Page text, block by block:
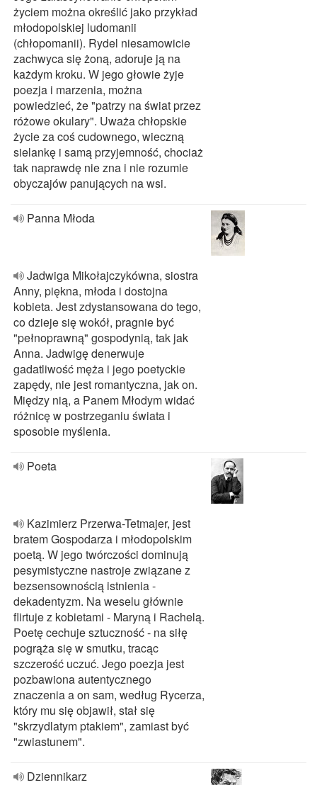
życiem można określić jako przykład
młodopolskiej ludomanii
(chłopomanii). Rydel niesamowicie
zachwyca się żoną, adoruje ją na
każdym kroku. W jego głowie żyje
poezja i marzenia, można
powiedzieć, że "patrzy na świat przez
różowe okulary". Uważa chłopskie
życie za coś cudownego, wieczną
sielankę i samą przyjemność, chociaż
tak naprawdę nie zna i nie rozumie
obyczajów panujących na wsi.
Panna Młoda
Jadwiga Mikołajczykówna, siostra
Anny, piękna, młoda i dostojna
kobieta. Jest zdystansowana do tego,
co dzieje się wokół, pragnie być
"pełnoprawną" gospodynią, tak jak
Anna. Jadwigę denerwuje
gadatliwość męża i jego poetyckie
zapędy, nie jest romantyczna, jak on.
Między nią, a Panem Młodym widać
różnicę w postrzeganiu świata i
sposobie myślenia.
Poeta
Kazimierz Przerwa-Tetmajer, jest
bratem Gospodarza i młodopolskim
poetą. W jego twórczości dominują
pesymistyczne nastroje związane z
bezsensownością istnienia -
dekadentyzm. Na weselu głównie
flirtuje z kobietami - Maryną i Rachelą.
Poetę cechuje sztuczność - na siłę
pogrąża się w smutku, tracąc
szczerość uczuć. Jego poezja jest
pozbawiona autentycznego
znaczenia a on sam, według Rycerza,
który mu się objawił, stał się
"skrzydlatym ptakiem", zamiast być
"zwiastunem".
Dziennikarz